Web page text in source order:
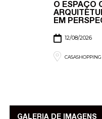
O ESPAÇO
EM
12/08/2026
CASASHOPPING
GALERIA DE IMAGENS